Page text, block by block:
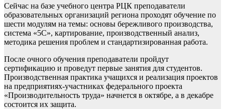
Сейчас на базе учебного центра РЦК преподаватели
образовательных организаций региона проходят обучение по
шести модулям на темы: основы бережливого производства,
система «5С», картирование, производственный анализ,
методика решения проблем и стандартизированная работа.
После очного обучения преподаватели пройдут
сертификацию и проведут первые занятия для студентов.
Производственная практика учащихся и реализация проектов
на предприятиях-участниках федерального проекта
«Производительность труда» начнется в октябре, а в декабре
состоится их защита.